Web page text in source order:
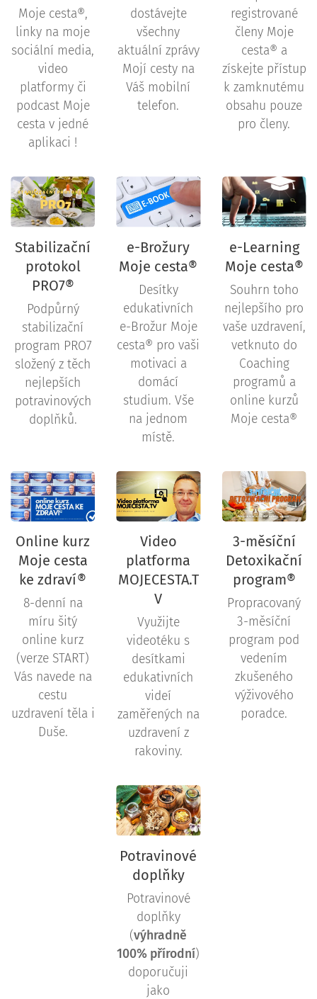
Moje cesta®,
linky na moje
sociální media,
video
platformy či
podcast Moje
cesta v jedné
aplikaci !
dostávejte
všechny
aktuální zprávy
Mojí cesty na
Váš mobilní
telefon.
registrované
členy Moje
cesta® a
získejte přístup
k zamknutému
obsahu pouze
pro členy.
Stabilizační
protokol
PRO7®
Podpůrný
stabilizační
program PRO7
složený z těch
nejlepších
potravinových
doplňků.
e-Brožury
Moje cesta®
Desítky
edukativních
e-Brožur Moje
cesta® pro vaši
motivaci a
domácí
studium. Vše
na jednom
místě.
e-Learning
Moje cesta®
Souhrn toho
nejlepšího pro
vaše uzdravení,
vetknuto do
Coaching
programů a
online kurzů
Moje cesta®
Online kurz
Moje cesta
ke zdraví®
8-denní na
míru šitý
online kurz
(verze START)
Vás navede na
cestu
uzdravení těla i
Duše.
Video
platforma
MOJECESTA.T
V
Využijte
videotéku s
desítkami
edukativních
videí
zaměřených na
uzdravení z
rakoviny.
3-měsíční
Detoxikační
program®
Propracovaný
3-měsíční
program pod
vedením
zkušeného
výživového
poradce.
Potravinové
doplňky
Potravinové
doplňky
(výhradně
100% přírodní)
doporučuji
jako